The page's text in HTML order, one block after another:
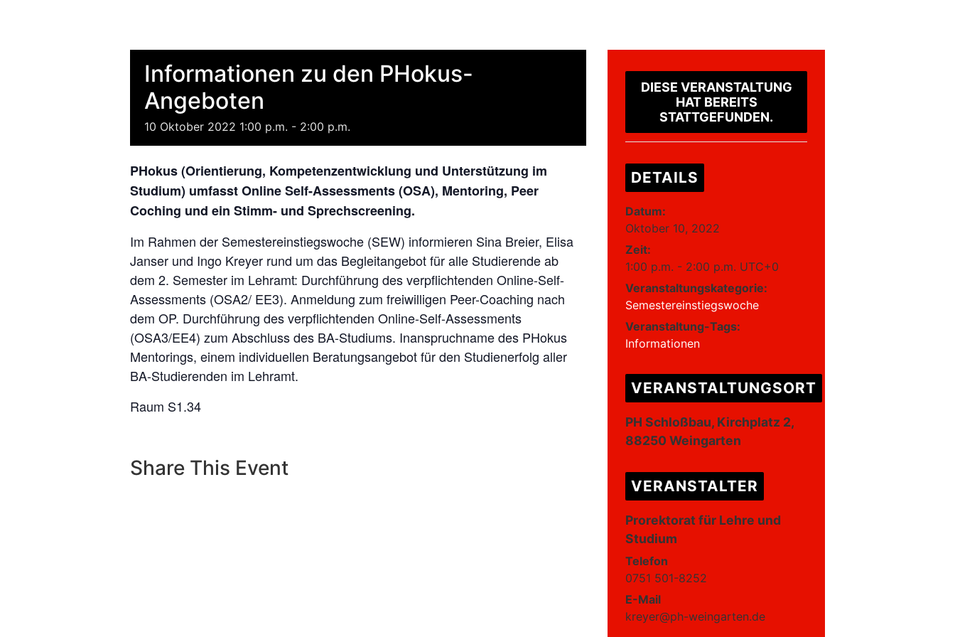
Informationen zu den PHokus-
Angeboten
10 Oktober 2022 1:00 p.m. - 2:00 p.m.
PHokus (Orientierung, Kompetenzentwicklung und Unterstützung im
Studium) umfasst Online Self-Assessments (OSA), Mentoring, Peer
Coching und ein Stimm- und Sprechscreening.
Im Rahmen der Semestereinstiegswoche (SEW) informieren Sina Breier, Elisa
Janser und Ingo Kreyer rund um das Begleitangebot für alle Studierende ab
dem 2. Semester im Lehramt: Durchführung des verpflichtenden Online-Self-
Assessments (OSA2/ EE3). Anmeldung zum freiwilligen Peer-Coaching nach
dem OP. Durchführung des verpflichtenden Online-Self-Assessments
(OSA3/EE4) zum Abschluss des BA-Studiums. Inanspruchname des PHokus
Mentorings, einem individuellen Beratungsangebot für den Studienerfolg aller
BA-Studierenden im Lehramt.
Raum S1.34
Share This Event
DIESE VERANSTALTUNG
HAT BEREITS
STATTGEFUNDEN.
DETAILS
Datum:
Oktober 10, 2022
Zeit:
1:00 p.m. - 2:00 p.m. UTC+0
Veranstaltungskategorie:
Semestereinstiegswoche
Veranstaltung-Tags:
Informationen
VERANSTALTUNGSORT
PH Schloßbau, Kirchplatz 2,
88250 Weingarten
VERANSTALTER
Prorektorat für Lehre und
Studium
Telefon
0751 501-8252
E-Mail
kreyer@ph-weingarten.de